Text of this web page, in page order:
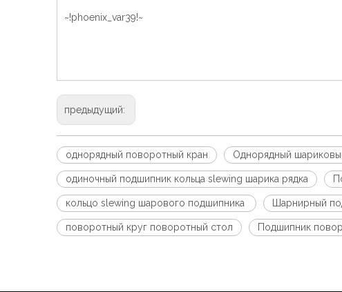
~!phoenix_var39!~
предыдущий:
однорядный поворотный кран Однорядный
одиночный подшипник кольца slewing шарика рядка
кольцо slewing шарового подшипника Шарнирный
поворотный круг поворотный стол Подшипник